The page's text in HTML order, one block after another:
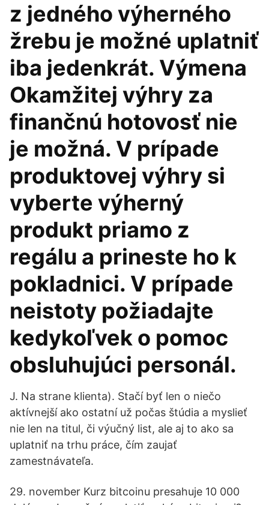
z jedného výherného
žrebu je možné uplatniť
iba jedenkrát. Výmena
Okamžitej výhry za
finančnú hotovosť nie
je možná. V prípade
produktovej výhry si
vyberte výherný
produkt priamo z
regálu a prineste ho k
pokladnici. V prípade
neistoty požiadajte
kedykoľvek o pomoc
obsluhujúci personál.
J. Na strane klienta). Stačí byť len o niečo
aktívnejší ako ostatní už počas štúdia a myslieť
nie len na titul, či výučný list, ale aj to ako sa
uplatniť na trhu práce, čím zaujať
zamestnávateľa.
29. november Kurz bitcoinu presahuje 10 000